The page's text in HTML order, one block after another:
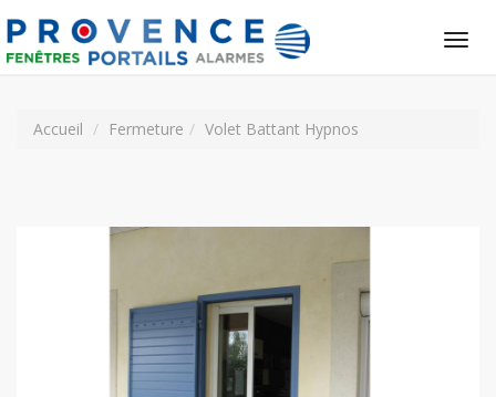
Accueil Fermeture Volet Battant Hypnos